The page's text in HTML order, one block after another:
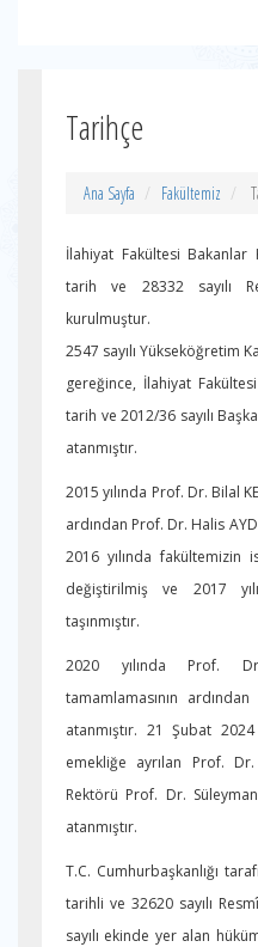
Tarihçe
Ana Sayfa Fakültemiz
İlahiyat Fakültesi Bakanlar
tarih ve 28332 sayılı
kurulmuştur.
2547 sayılı Yükseköğretim
gereğince, İlahiyat
tarih ve 2012/36 sayılı
atanmıştır.
2015 yılında Prof. Dr. Bilal
ardından Prof. Dr. Halis
2016 yılında
değiştirilmiş ve 2017
taşınmıştır.
2020 yılında Prof.
tamamlamasının
atanmıştır. 21 Şubat
emekliğe ayrılan Prof.
Rektörü Prof. Dr.
atanmıştır.
T.C. Cumhurbaşkanlığı
tarihli ve 32620 sayılı
sayılı ekinde yer alan